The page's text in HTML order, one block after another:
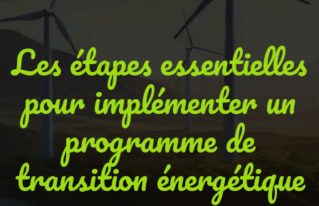
Les étapes essentielles
pour implémenter un
programme de
transition énergétique